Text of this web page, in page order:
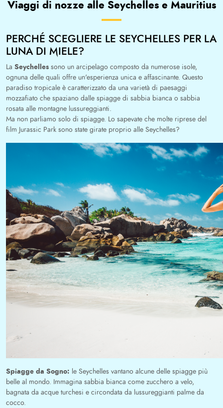
Viaggi di nozze alle Seychelles e Mauritius
PERCHÉ SCEGLIERE LE SEYCHELLES PER LA
LUNA DI MIELE?
La Seychelles sono un arcipelago composto da numerose isole,
ognuna delle quali offre un'esperienza unica e affascinante. Questo
paradiso tropicale è caratterizzato da una varietà di paesaggi
mozzafiato che spaziano dalle spiagge di sabbia bianca o sabbia
rosata alle montagne lussureggianti.
Ma non parliamo solo di spiagge. Lo sapevate che molte riprese del
film Jurassic Park sono state girate proprio alle Seychelles?
Spiagge da Sogno: le Seychelles vantano alcune delle spiagge più
belle al mondo. Immagina sabbia bianca come zucchero a velo,
bagnata da acque turchesi e circondata da lussureggianti palme da
cocco.